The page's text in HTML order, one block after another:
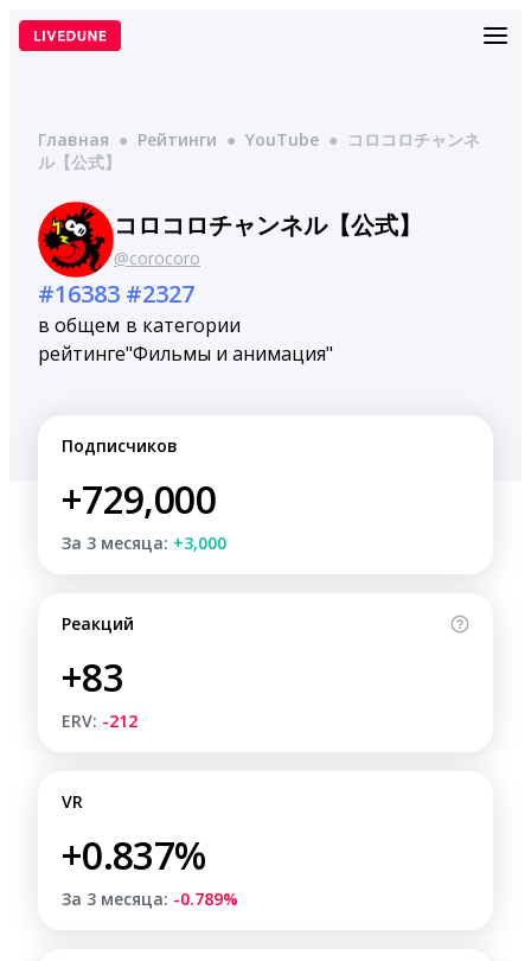
Перейти
Главная ● Рейтинги ● YouTube ● コロコロチャンネ
ル【公式】
コロコロチャンネル【公式】
@corocoro
#16383
в общем
рейтинге
#2327
в категории
"Фильмы и анимация"
Подписчиков
+729,000
За 3 месяца: +3,000
Реакций
+83
ERV: -212
VR
+0.837%
За 3 месяца: -0.789%